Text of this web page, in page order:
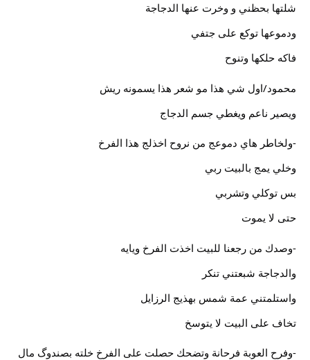
شلتها بحظني و وخرت عنها الدجاجة
ودموعها توكع على جتفي
فاكه حلكها وتنوح
محمود/اول شي هذا مو شعر هذا يسمونه ريش
ويصير ناعم ويغطي جسم الدجاج
-ولخاطر هاي دموعج من نروح اخذلج هذا الفرخ
وخلي يمج بالبيت ربي
بس توكلي وتشربي
حتى لا يموت
-وصدك من رجعنا للبيت اخذت الفرخ ويايه
والدجاجة شبعتني تنكر
واستلمتني عمة شمس بهذيج الرزايل
تخاف على البيت لا يتوسخ
-وفرح العوبة فرحانة وتضحك حصلت على الفرخ خلته بصندوگ مال